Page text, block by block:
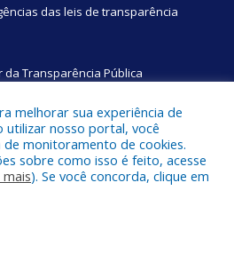
das leis de transparência
da Transparência Pública
a Câmara Municipal de São
da Boa Vista.
Administrativa
melhorar sua experiência de
utilizar nosso portal, você
monitoramento de cookies.
sobre como isso é feito, acesse
mais). Se você concorda, clique em